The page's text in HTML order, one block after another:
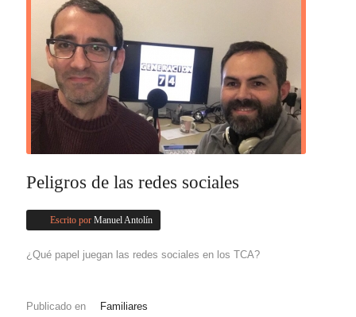
Peligros de las redes sociales
Escrito por Manuel Antolín
¿Qué papel juegan las redes sociales en los TCA?
Publicado en Familiares